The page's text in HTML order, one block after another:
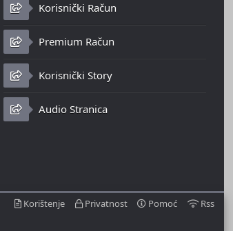
Korisnički Račun
Premium Račun
Korisnički Story
Audio Stranica
Korištenje Privatnost Pomoć Rss